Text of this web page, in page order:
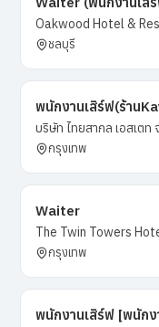
Oakwood Hotel &
ชลบุรี
พนักงานเสิร์ฟ(ร้าน
บริษัท ไทยสากล เอสเตท
กรุงเทพ
Waiter
The Twin Towers
กรุงเทพ
พนักงานเสิร์ฟ [พนักง